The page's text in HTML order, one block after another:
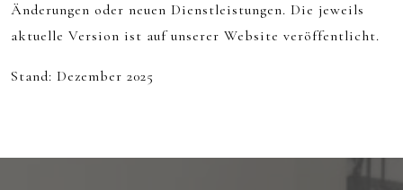
Änderungen oder neuen Dienstleistungen. Die jeweils
aktuelle Version ist auf unserer Website veröffentlicht.
Stand: Dezember 2025